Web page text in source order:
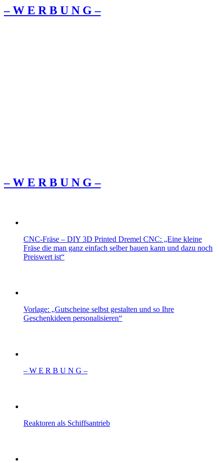
– W Ε R Β U Ν G –
– W Ε R Β U Ν G –
CNC-Fräse – DIY 3D Printed Dremel CNC: „Eine kleine
Fräse die man ganz einfach selber bauen kann und dazu noch
Preiswert ist“
Vorlage: „Gutscheine selbst gestalten und so Ihre
Geschenkideen personalisieren“
– W Ε R Β U Ν G –
Reaktoren als Schiffsantrieb